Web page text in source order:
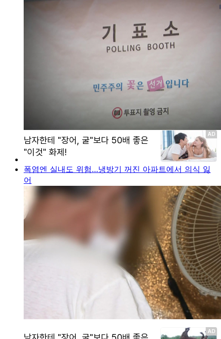
폭염엔 실내도 위험…냉방기 꺼진 아파트에서 의식 잃
어